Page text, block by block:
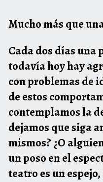
Mucho más que
Cada dos días una
todavía hoy hay
con problemas de
de estos
contemplamos la
dejamos que siga
mismos? ¿O
un poso en el
teatro es un